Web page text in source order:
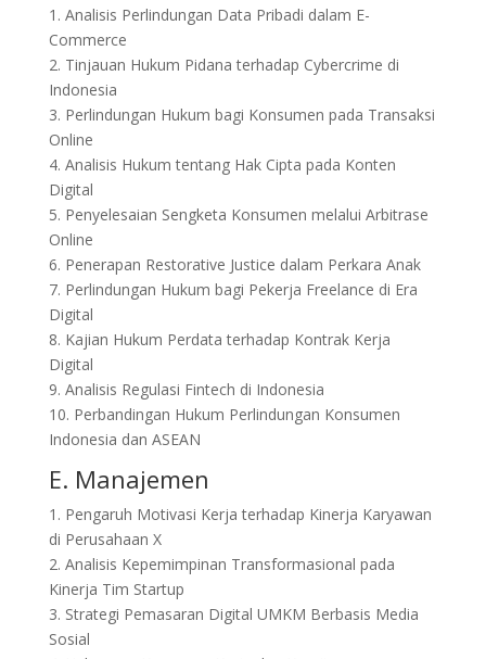
1. Analisis Perlindungan Data Pribadi dalam E-
Commerce
2. Tinjauan Hukum Pidana terhadap Cybercrime di
Indonesia
3. Perlindungan Hukum bagi Konsumen pada Transaksi
Online
4. Analisis Hukum tentang Hak Cipta pada Konten
Digital
5. Penyelesaian Sengketa Konsumen melalui Arbitrase
Online
6. Penerapan Restorative Justice dalam Perkara Anak
7. Perlindungan Hukum bagi Pekerja Freelance di Era
Digital
8. Kajian Hukum Perdata terhadap Kontrak Kerja
Digital
9. Analisis Regulasi Fintech di Indonesia
10. Perbandingan Hukum Perlindungan Konsumen
Indonesia dan ASEAN
E. Manajemen
1. Pengaruh Motivasi Kerja terhadap Kinerja Karyawan
di Perusahaan X
2. Analisis Kepemimpinan Transformasional pada
Kinerja Tim Startup
3. Strategi Pemasaran Digital UMKM Berbasis Media
Sosial